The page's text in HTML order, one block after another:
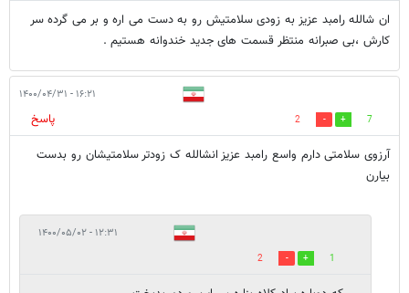
ان شالله رامبد عزیز به زودی سلامتیش رو به دست می اره و بر می گرده سر
کارش ،بی صبرانه منتظر قسمت های جدید خندوانه هستیم .
۱۶:۲۱ - ۱۴۰۰/۰۴/۳۱
7
2
پاسخ
آرزوی سلامتی دارم واسع رامبد عزیز انشالله ک زودتر سلامتیشان رو بدست
بیارن
۱۲:۳۱ - ۱۴۰۰/۰۵/۰۲
1
2